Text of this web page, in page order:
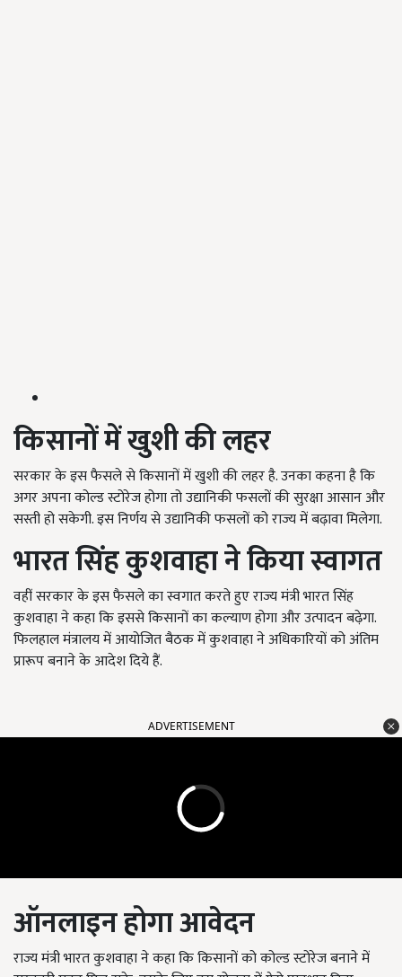
किसानों में खुशी की लहर
सरकार के इस फैसले से किसानों में खुशी की लहर है. उनका कहना है कि
अगर अपना कोल्ड स्टोरेज होगा तो उद्यानिकी फसलों की सुरक्षा आसान और
सस्ती हो सकेगी. इस निर्णय से उद्यानिकी फसलों को राज्य में बढ़ावा मिलेगा.
भारत सिंह कुशवाहा ने किया स्वागत
वहीं सरकार के इस फैसले का स्वगात करते हुए राज्य मंत्री भारत सिंह
कुशवाहा ने कहा कि इससे किसानों का कल्याण होगा और उत्पादन बढ़ेगा.
फिलहाल मंत्रालय में आयोजित बैठक में कुशवाहा ने अधिकारियों को अंतिम
प्रारूप बनाने के आदेश दिये हैं.
ADVERTISEMENT
ऑनलाइन होगा आवेदन
राज्य मंत्री भारत कुशवाहा ने कहा कि किसानों को कोल्ड स्टोरेज बनाने में